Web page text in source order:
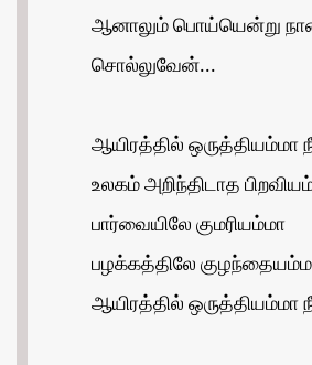
ஆனாலும் பொய்யென்று
சொல்லுவேன்...
ஆயிரத்தில் ஒருத்தியம்மா
உலகம் அறிந்திடாத
பார்வையிலே குமரியம்மா
பழக்கத்திலே
ஆயிரத்தில் ஒருத்தியம்மா